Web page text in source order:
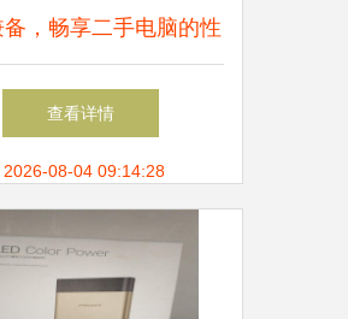
，畅享二手电脑的性
价比之选
查看详情
2026-08-04 09:14:28